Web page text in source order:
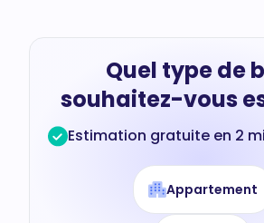
Quel type de
souhaitez-vous
Estimation gratuite en 2
Appartement